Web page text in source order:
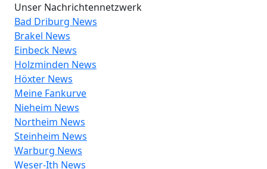
Unser Nachrichtennetzwerk
Bad Driburg News
Brakel News
Einbeck News
Holzminden News
Höxter News
Meine Fankurve
Nieheim News
Northeim News
Steinheim News
Warburg News
Weser-Ith News